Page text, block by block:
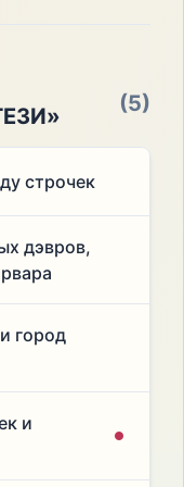
(5)
строчек
дэвров,
город
и